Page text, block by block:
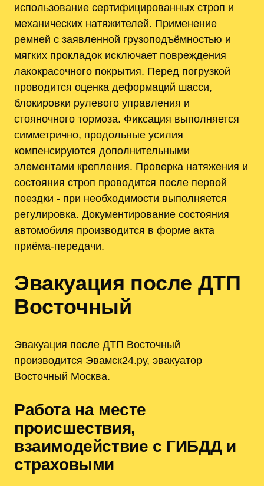
использование сертифицированных строп и
механических натяжителей. Применение
ремней с заявленной грузоподъёмностью и
мягких прокладок исключает повреждения
лакокрасочного покрытия. Перед погрузкой
проводится оценка деформаций шасси,
блокировки рулевого управления и
стояночного тормоза. Фиксация выполняется
симметрично, продольные усилия
компенсируются дополнительными
элементами крепления. Проверка натяжения и
состояния строп проводится после первой
поездки ‑ при необходимости выполняется
регулировка. Документирование состояния
автомобиля производится в форме акта
приёма-передачи.
Эвакуация после ДТП
Восточный
Эвакуация после ДТП Восточный
производится Эвамск24.ру, эвакуатор
Восточный Москва.
Работа на месте
происшествия,
взаимодействие с ГИБДД и
страховыми